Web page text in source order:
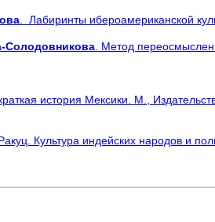
. Лабиринты ибероамериканской
Солодовникова. Метод
история Мексики. М.,
Культура индейских народов и